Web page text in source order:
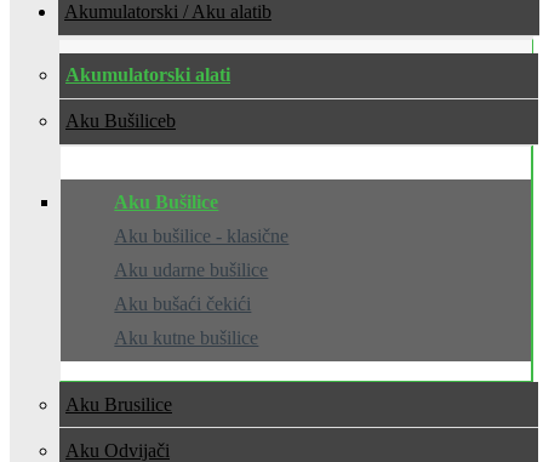
Akumulatorski / Aku alati
Akumulatorski alati
Aku Bušilice
Aku Bušilice
Aku bušilice - klasične
Aku udarne bušilice
Aku bušaći čekići
Aku kutne bušilice
Aku Brusilice
Aku Odvijači